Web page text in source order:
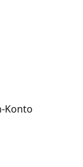
Konto